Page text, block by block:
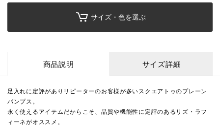
サイズ・色を選ぶ
商品説明 サイズ詳細
足入れに定評がありリピーターのお客様が多いスクエアトゥのプレーン
パンプス。
永く使えるアイテムだからこそ、品質や機能性に定評のあるリズ・ラフ
ィーネがオススメ。